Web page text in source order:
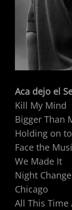
Aca dejo el
Kill My Mind
Bigger Than
Holding on
Face the
We Made It
Night
Chicago
All This Time